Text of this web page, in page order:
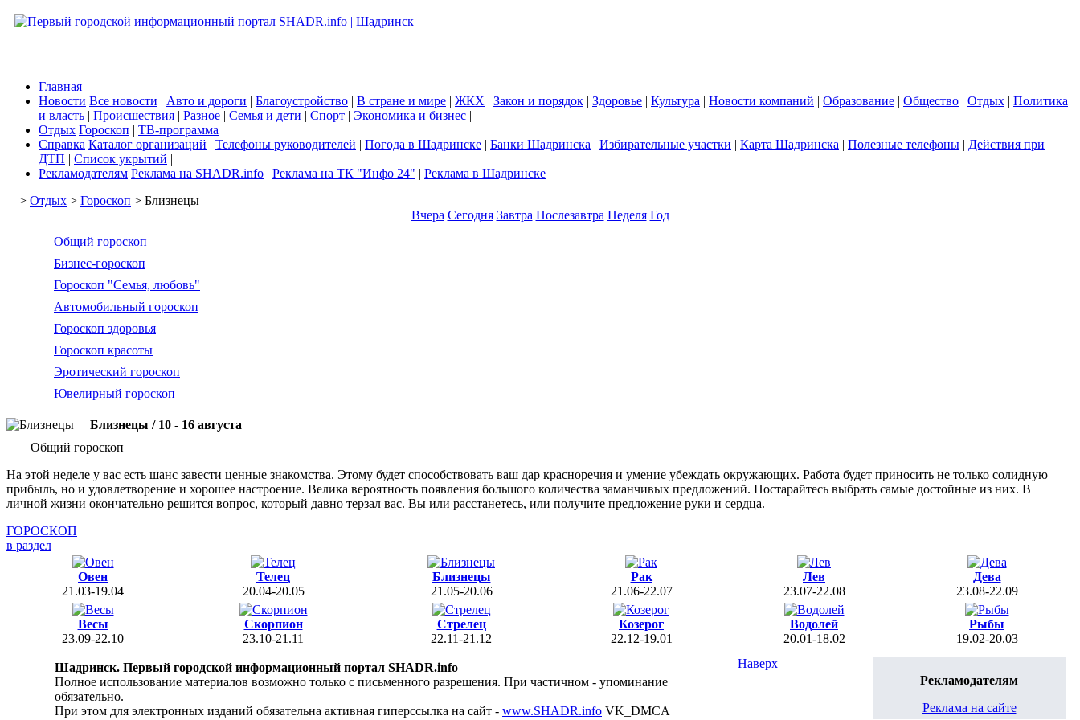
Главная
Новости Все новости | Авто и дороги | Благоустройство | В стране и мире | ЖКХ | Закон и порядок | Здоровье | Культура | Новости компаний | Образование | Общество | Отдых | Политика
и власть | Происшествия | Разное | Семья и дети | Спорт | Экономика и бизнес |
Отдых Гороскоп | ТВ-программа |
Справка Каталог организаций | Телефоны руководителей | Погода в Шадринске | Банки Шадринска | Избирательные участки | Карта Шадринска | Полезные телефоны | Действия при
ДТП | Список укрытий |
Рекламодателям Реклама на SHADR.info | Реклама на ТК "Инфо 24" | Реклама в Шадринске |
> Отдых > Гороскоп > Близнецы
Вчера Сегодня Завтра Послезавтра Неделя Год
Общий гороскоп
Бизнес-гороскоп
Гороскоп "Семья, любовь"
Автомобильный гороскоп
Гороскоп здоровья
Гороскоп красоты
Эротический гороскоп
Ювелирный гороскоп
Близнецы / 10 - 16 августа
Общий гороскоп
На этой неделе у вас есть шанс завести ценные знакомства. Этому будет способствовать ваш дар красноречия и умение убеждать окружающих. Работа будет приносить не только солидную
прибыль, но и удовлетворение и хорошее настроение. Велика вероятность появления большого количества заманчивых предложений. Постарайтесь выбрать самые достойные из них. В
личной жизни окончательно решится вопрос, который давно терзал вас. Вы или расстанетесь, или получите предложение руки и сердца.
ГОРОСКОП
в раздел
Овен
21.03-19.04
Телец
20.04-20.05
Близнецы
21.05-20.06
Рак
21.06-22.07
Лев
23.07-22.08
Дева
23.08-22.09
Весы
23.09-22.10
Скорпион
23.10-21.11
Стрелец
22.11-21.12
Козерог
22.12-19.01
Водолей
20.01-18.02
Рыбы
19.02-20.03
Шадринск. Первый городской информационный портал SHADR.info
Полное использование материалов возможно только с письменного разрешения. При частичном - упоминание
обязательно.
При этом для электронных изданий обязательна активная гиперссылка на сайт - www.SHADR.info VK_DMCA
Рекламодателям
Реклама на сайте
Наверх